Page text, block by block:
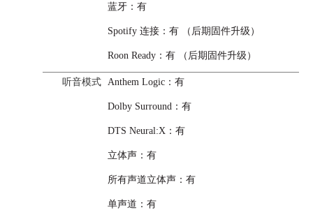
蓝牙：有
Spotify 连接：有 （后期固件升级）
Roon Ready：有 （后期固件升级）
听音模式 Anthem Logic：有
Dolby Surround：有
DTS Neural:X：有
立体声：有
所有声道立体声：有
单声道 ：有